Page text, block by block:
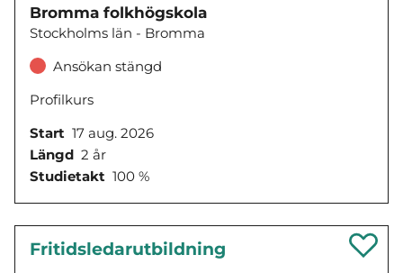
Bromma folkhögskola
Stockholms län - Bromma
Ansökan stängd
Profilkurs
Start 17 aug. 2026
Längd 2 år
Studietakt 100 %
Fritidsledarutbildning